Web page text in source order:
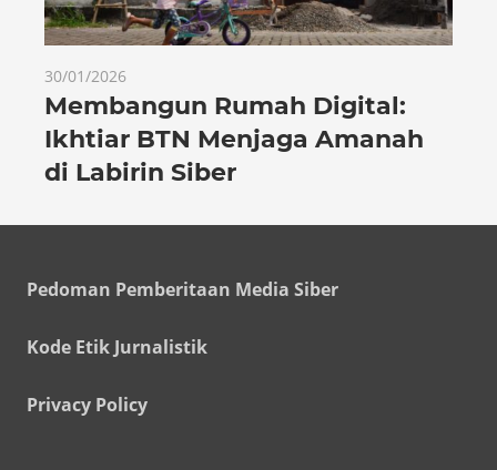
30/01/2026
Membangun Rumah Digital:
Ikhtiar BTN Menjaga Amanah
di Labirin Siber
Pedoman Pemberitaan Media Siber
Kode Etik Jurnalistik
Privacy Policy